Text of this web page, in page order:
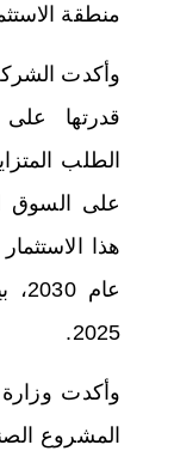
منطقة
وأكدت
قدرتها على
الطلب
على السوق
2025.
وأكدت وزارة
المشروع